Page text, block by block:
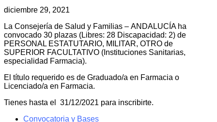
diciembre 29, 2021
La Consejería de Salud y Familias – ANDALUCÍA ha
convocado 30 plazas (Libres: 28 Discapacidad: 2) de
PERSONAL ESTATUTARIO, MILITAR, OTRO de
SUPERIOR FACULTATIVO (Instituciones Sanitarias,
especialidad Farmacia).
El título requerido es de Graduado/a en Farmacia o
Licenciado/a en Farmacia.
Tienes hasta el 31/12/2021 para inscribirte.
Convocatoria y Bases